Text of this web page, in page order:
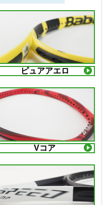
ピュアアエロ
Vコア